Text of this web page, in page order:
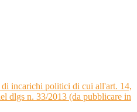
incarichi politici di cui all'art. 14,
dlgs n. 33/2013 (da pubblicare in